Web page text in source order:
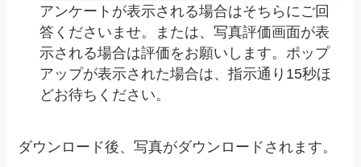
アンケートが表示される場合はそちらにご回
答くださいませ。または、写真評価画面が表
示される場合は評価をお願いします。ポップ
アップが表示された場合は、指示通り15秒ほ
どお待ちください。
ダウンロード後、写真がダウンロードされます。